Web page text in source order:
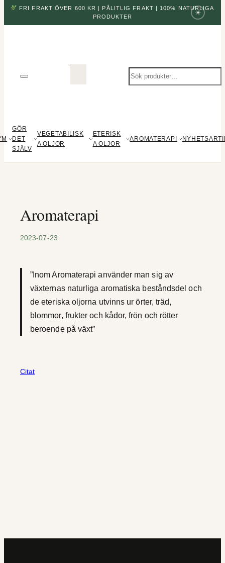
FRI FRAKT ÖVER 600 KR | PÅLITLIG FRAKT | 100% NATURLIGA
PRODUKTER
☀
Sök
produkter
GÖR
DET
SJÄLV
VEGETABILISK
A OLJOR
ETERISK
A OLJOR
AROMATERAPI
Aromaterapi
2023-07-23
”Inom Aromaterapi använder man sig av
växternas naturliga aromatiska beståndsdel och
de eteriska oljorna utvinns ur örter, träd,
blommor, frukter och kådor, frön och rötter
beroende på växt”
Citat